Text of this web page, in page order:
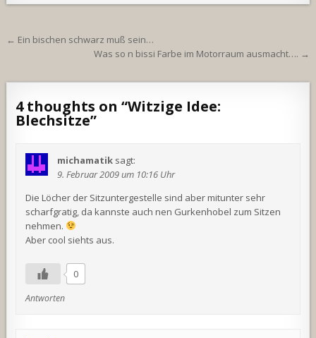
Beitragsnavigation
← Ein bischen schwarz muß sein…
Was so n bissi Farbe im Motorraum ausmacht…. →
4 thoughts on “Witzige Idee:
Blechsitze”
michamatik sagt:
9. Februar 2009 um 10:16 Uhr
Die Löcher der Sitzuntergestelle sind aber mitunter sehr
scharfgratig, da kannste auch nen Gurkenhobel zum Sitzen
nehmen.
Aber cool siehts aus.
0
Antworten